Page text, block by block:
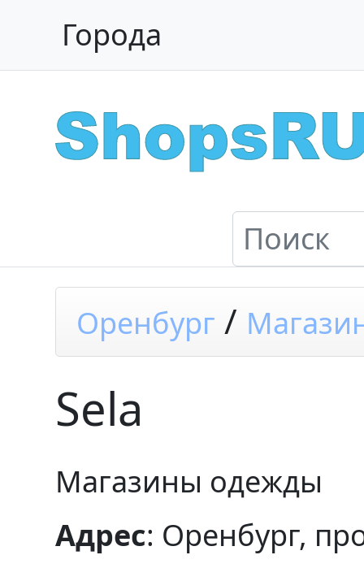
Города
Оренбург /
Sela
Магазины одежды
Адрес: Оренбург,